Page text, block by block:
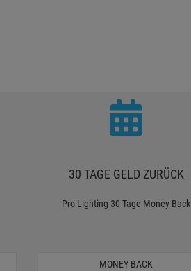
30 TAGE GELD ZURÜCK
Pro Lighting 30 Tage Money Back
MONEY BACK